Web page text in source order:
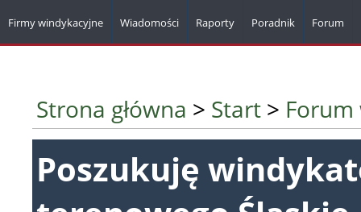
Firmy windykacyjne Wiadomości Raporty Poradnik Forum
Strona główna > Start >
Poszukuję